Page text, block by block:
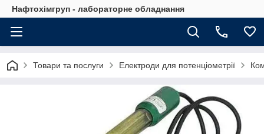
Нафтохімгруп - лабораторне обладнання
Товари та послуги Електроди для потенціометрії